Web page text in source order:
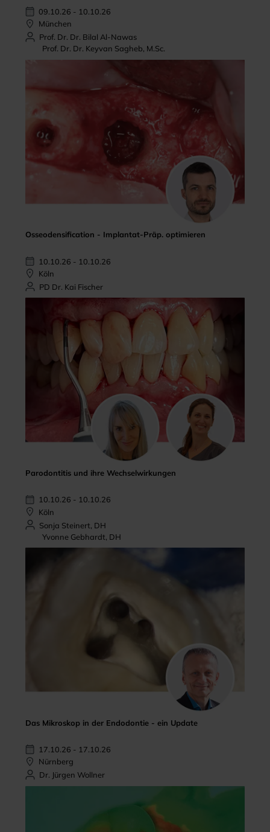
09.10.26 - 10.10.26
München
Prof. Dr. Dr. Bilal Al-Nawas
Prof. Dr. Dr. Keyvan Sagheb, M.Sc.
Osseodensification - Implantat-Präp. optimieren
10.10.26 - 10.10.26
Köln
PD Dr. Kai Fischer
Parodontitis und ihre Wechselwirkungen
10.10.26 - 10.10.26
Köln
Sonja Steinert, DH
Yvonne Gebhardt, DH
Das Mikroskop in der Endodontie - ein Update
17.10.26 - 17.10.26
Nürnberg
Dr. Jürgen Wollner